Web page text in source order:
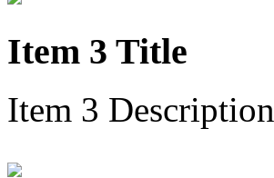
Item 3 Title
Item 3 Description